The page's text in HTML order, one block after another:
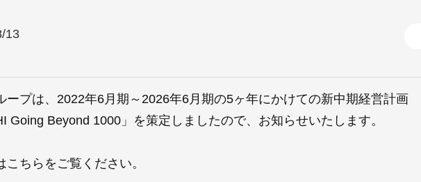
13
ープは、2022年6月期～2026年6月期の5ヶ年にかけての新中期経営計画
Going Beyond 1000」を策定しましたので、お知らせいたします。
こちら をご覧ください。